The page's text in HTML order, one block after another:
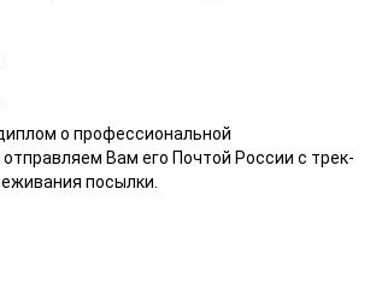
о профессиональной
Вам его Почтой России с трек-
посылки.